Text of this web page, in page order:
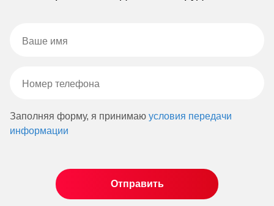
Заполняя форму, я принимаю условия передачи
информации